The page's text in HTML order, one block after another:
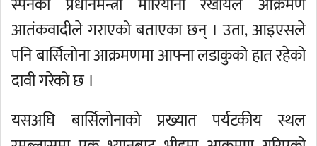
आतंकवादीले गराएको बताएका छन् । उता, आइएसले
पनि बार्सिलोना आक्रमणमा आफ्ना लडाकुको हात रहेको
दावी गरेको छ ।
यसअघि बार्सिलोनाको प्रख्यात पर्यटकीय स्थल